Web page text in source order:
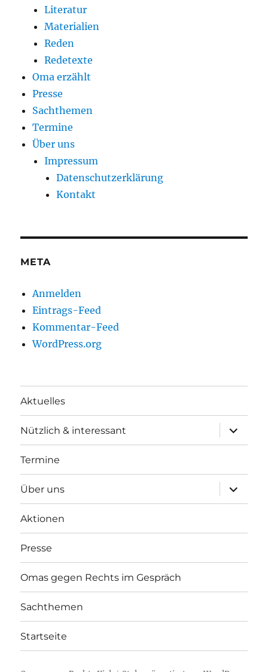
Literatur
Materialien
Reden
Redetexte
Oma erzählt
Presse
Sachthemen
Termine
Über uns
Impressum
Datenschutzerklärung
Kontakt
META
Anmelden
Eintrags-Feed
Kommentar-Feed
WordPress.org
Aktuelles
Nützlich & interessant
anzeigen
Termine
Über uns
anzeigen
Aktionen
Presse
Omas gegen Rechts im Gespräch
Sachthemen
Startseite